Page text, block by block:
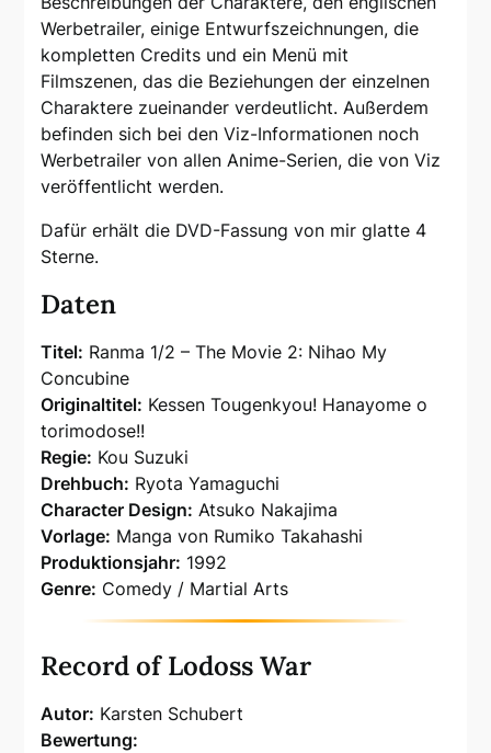
Werbetrailer, einige Entwurfszeichnungen, die
kompletten Credits und ein Menü mit
Filmszenen, das die Beziehungen der einzelnen
Charaktere zueinander verdeutlicht. Außerdem
befinden sich bei den Viz-Informationen noch
Werbetrailer von allen Anime-Serien, die von Viz
veröffentlicht werden.
Dafür erhält die DVD-Fassung von mir glatte 4
Sterne.
Daten
Titel: Ranma 1/2 – The Movie 2: Nihao My
Concubine
Originaltitel: Kessen Tougenkyou! Hanayome o
torimodose!!
Regie: Kou Suzuki
Drehbuch: Ryota Yamaguchi
Character Design: Atsuko Nakajima
Vorlage: Manga von Rumiko Takahashi
Produktionsjahr: 1992
Genre: Comedy / Martial Arts
Record of Lodoss War
Autor: Karsten Schubert
Bewertung: